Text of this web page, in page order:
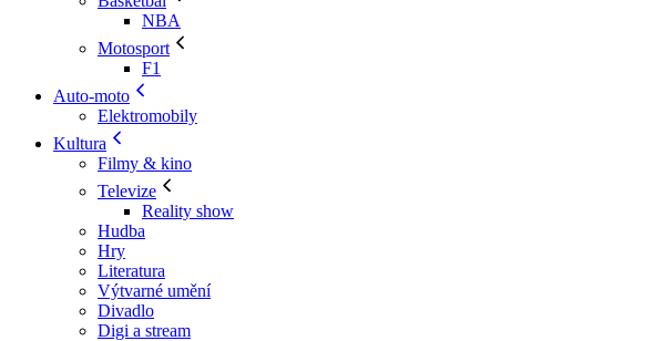
NBA
Motosport
F1
Auto-moto
Elektromobily
Kultura
Filmy & kino
Televize
Reality show
Hudba
Hry
Literatura
Výtvarné umění
Divadlo
Digi a stream